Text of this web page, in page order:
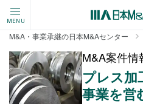
MENU
M&A・事業承継の日本M&Aセンター
M&A案件情
プレス加
事業を営